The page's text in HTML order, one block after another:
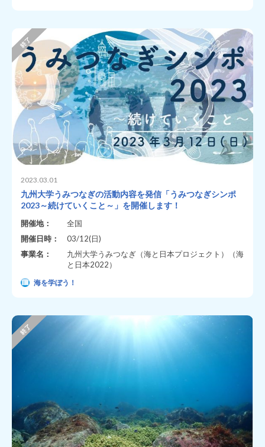
2023.03.01
九州大学うみつなぎの活動内容を発信「うみつなぎシンポ
2023～続けていくこと～」を開催します！
開催地：
全国
開催日時：
03/12(日)
事業名：
九州大学うみつなぎ（海と日本プロジェクト）（海
と日本2022）
海を学ぼう！